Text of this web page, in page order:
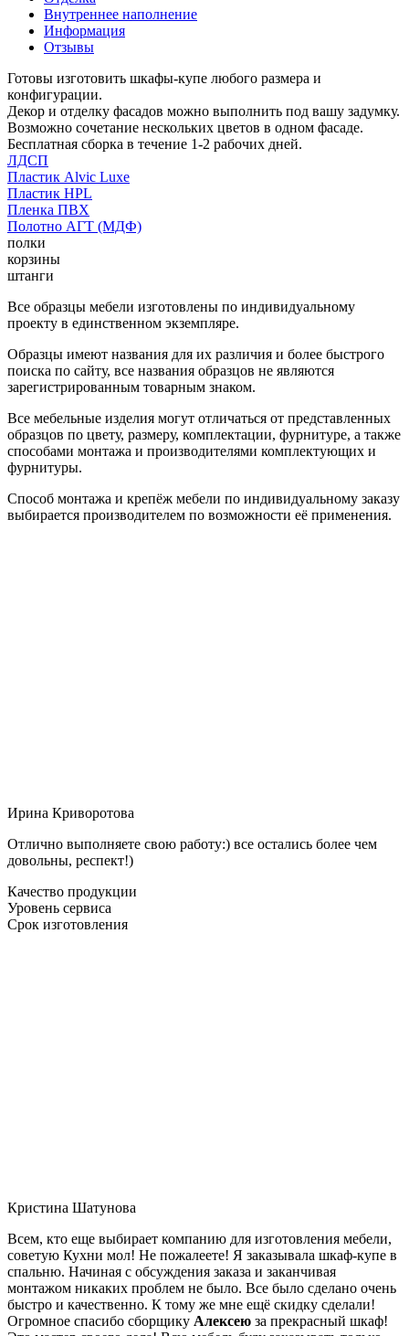
Внутреннее наполнение
Информация
Отзывы
Готовы изготовить шкафы-купе любого размера и
конфигурации.
Декор и отделку фасадов можно выполнить под вашу задумку.
Возможно сочетание нескольких цветов в одном фасаде.
Бесплатная сборка в течение 1-2 рабочих дней.
ЛДСП
Пластик Alvic Luxe
Пластик HPL
Пленка ПВХ
Полотно АГТ (МДФ)
полки
корзины
штанги
Все образцы мебели изготовлены по индивидуальному
проекту в единственном экземпляре.
Образцы имеют названия для их различия и более быстрого
поиска по сайту, все названия образцов не являются
зарегистрированным товарным знаком.
Все мебельные изделия могут отличаться от представленных
образцов по цвету, размеру, комплектации, фурнитуре, а также
способами монтажа и производителями комплектующих и
фурнитуры.
Способ монтажа и крепёж мебели по индивидуальному заказу
выбирается производителем по возможности её применения.
Ирина Криворотова
Отлично выполняете свою работу:) все остались более чем
довольны, респект!)
Качество продукции
Уровень сервиса
Срок изготовления
Кристина Шатунова
Всем, кто еще выбирает компанию для изготовления мебели,
советую Кухни мол! Не пожалеете! Я заказывала шкаф-купе в
спальню. Начиная с обсуждения заказа и заканчивая
монтажом никаких проблем не было. Все было сделано очень
быстро и качественно. К тому же мне ещё скидку сделали!
Огромное спасибо сборщику Алексею за прекрасный шкаф!